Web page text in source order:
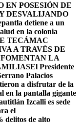
POSESIÓN DE
DESVALIJANDO
detiene a un
en la colonia
TECÁMAC
A TRAVÉS DE
LA
El Presidente
Palacios
a disfrutar de la
en la pantalla gigante
Izcalli es sede
el
delitos de alto